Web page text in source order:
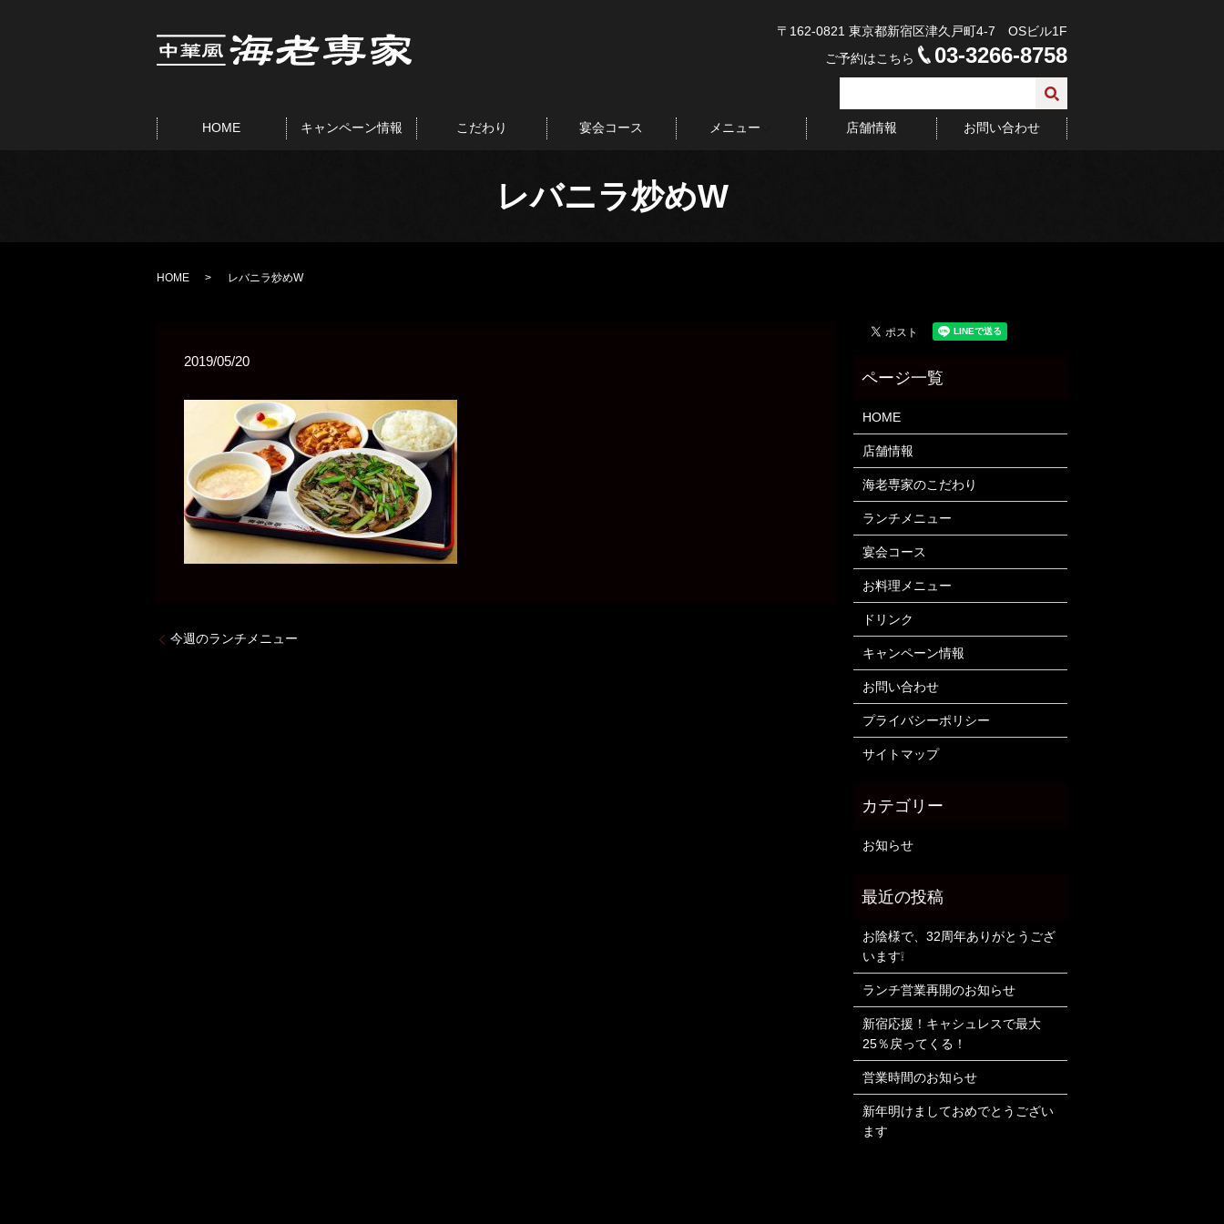
〒162-0821 東京都新宿区津久戸町4-7 OSビル1F
ご予約はこちら
03-3266-8758
HOME キャンペーン情報 こだわり 宴会コース メニュー 店舗情報 お問い合わせ
レバニラ炒めW
HOME レバニラ炒めW
2019/05/20
今週のランチメニュー
HOME
店舗情報
海老専家のこだわり
ランチメニュー
宴会コース
お料理メニュー
ドリンク
キャンペーン情報
お問い合わせ
プライバシーポリシー
サイトマップ
お知らせ
お陰様で、32周年ありがとうござ
います❕
ランチ営業再開のお知らせ
新宿応援！キャシュレスで最大
25％戻ってくる！
営業時間のお知らせ
新年明けましておめでとうござい
ます